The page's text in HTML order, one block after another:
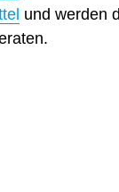
und werden